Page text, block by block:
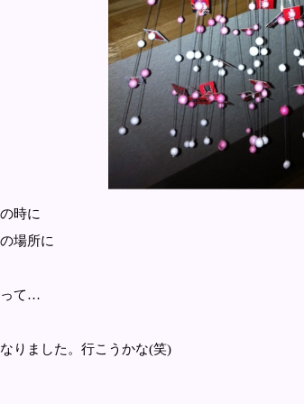
時に
場所に
って…
りました。行こうかな(笑)